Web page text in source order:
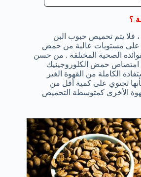
؟
فلا يتم تحميص حبوب البن
على مستويات عالية من حمض
الصحية المختلفة . من حسن
امتصاص حمض الكلوروجينيك
الكاملة من القهوة الغير
تحتوي على كمية أقل من
الأخرى كمتوسطة التحميص